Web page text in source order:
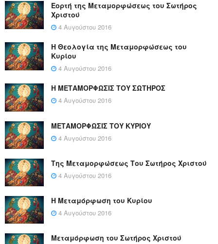
Εορτή της Μεταμορφώσεως του Σωτήρος
Χριστού
4 Αυγούστου 2016
Η Θεολογία της Μεταμορφώσεως του
Κυρίου
4 Αυγούστου 2016
Η ΜΕΤΑΜΟΡΦΩΣΙΣ ΤΟΥ ΣΩΤΗΡΟΣ
4 Αυγούστου 2016
ΜΕΤΑΜΟΡΦΩΣΙΣ ΤΟΥ ΚΥΡΙΟΥ
4 Αυγούστου 2016
Της Μεταμορφώσεως Του Σωτήρος Χριστού
4 Αυγούστου 2016
Η Μεταμόρφωση του Κυρίου
4 Αυγούστου 2016
Μεταμόρφωση του Σωτήρος Χριστού